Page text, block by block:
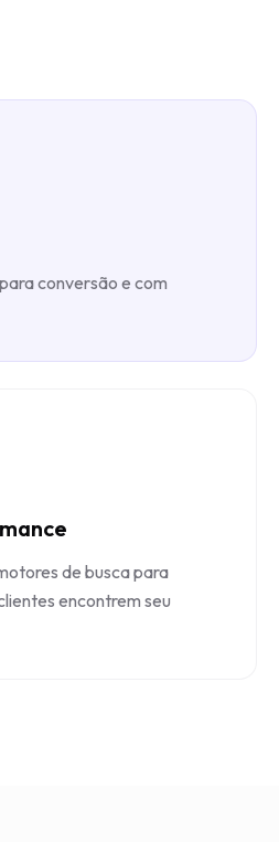
conversão e com
de busca para
encontrem seu